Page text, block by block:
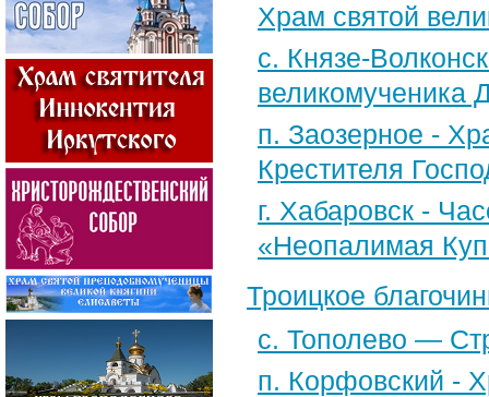
Храм святой
с. Князе-
великомученика
п. Заозерное -
Крестителя
г. Хабаровск -
«Неопалимая
Троицкое
с. Тополево —
п. Корфовский -